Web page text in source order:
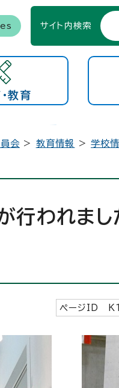
サイト内検索
教育
会 > 教育情報 >学校
行われま
ページID K